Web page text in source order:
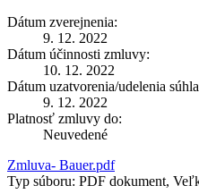
Dátum zverejnenia:
9. 12. 2022
Dátum účinnosti zmluvy:
10. 12. 2022
Dátum uzatvorenia/udelenia
9. 12. 2022
Platnosť zmluvy do:
Neuvedené
Zmluva- Bauer.pdf
Typ súboru: PDF dokument,